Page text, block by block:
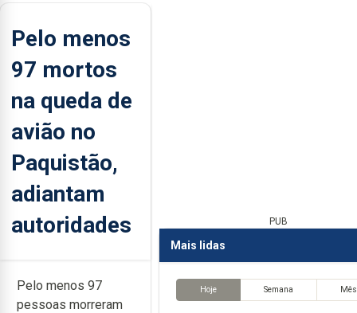
Pelo menos
97 mortos
na queda de
avião no
Paquistão,
adiantam
autoridades
Pelo menos 97
pessoas morreram
PUB
Mais lidas
Hoje Semana Mês